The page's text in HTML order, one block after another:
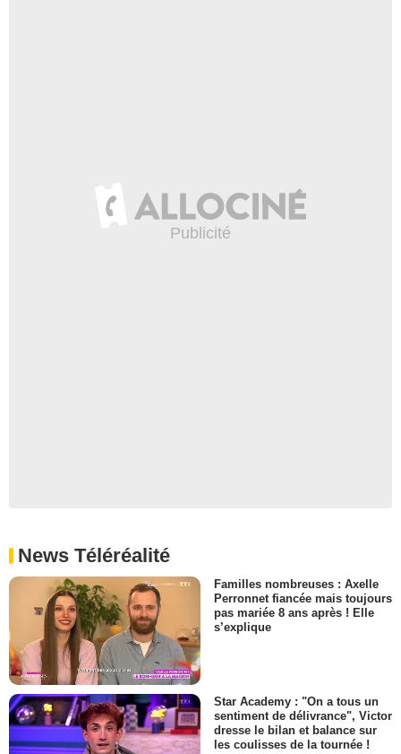
News Téléréalité
Familles nombreuses : Axelle
Perronnet fiancée mais toujours
pas mariée 8 ans après ! Elle
s’explique
Star Academy : "On a tous un
sentiment de délivrance", Victor
dresse le bilan et balance sur
les coulisses de la tournée !